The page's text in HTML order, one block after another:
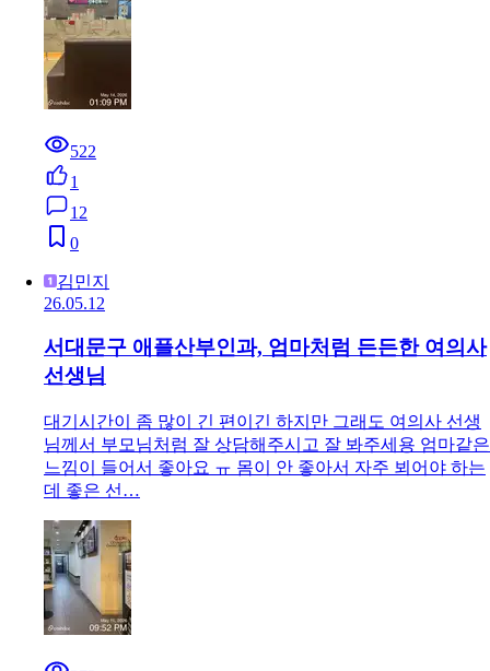
522
1
12
0
김민지
26.05.12
서대문구 애플산부인과, 엄마처럼 든든한 여의사
선생님
대기시간이 좀 많이 긴 편이긴 하지만 그래도 여의사 선생
님께서 부모님처럼 잘 상담해주시고 잘 봐주세용 엄마같은
느낌이 들어서 좋아요 ㅠ 몸이 안 좋아서 자주 뵈어야 하는
데 좋은 선…